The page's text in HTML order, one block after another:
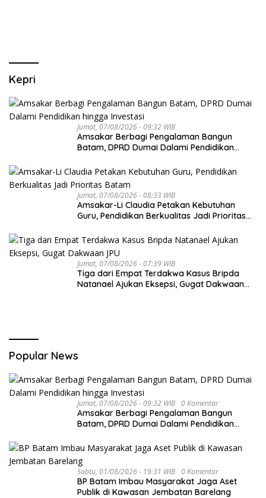
Kepri
Jumat, 07/08/2026 - 09:32 WIB
Amsakar Berbagi Pengalaman Bangun
Batam, DPRD Dumai Dalami Pendidikan
Jumat, 07/08/2026 - 08:33 WIB
Amsakar-Li Claudia Petakan Kebutuhan
Guru, Pendidikan Berkualitas Jadi Prioritas
Jumat, 07/08/2026 - 07:39 WIB
Tiga dari Empat Terdakwa Kasus Bripda
Natanael Ajukan Eksepsi, Gugat Dakwaan
Popular News
Jumat, 07/08/2026 - 09:32 WIB 0 Komentar
Amsakar Berbagi Pengalaman Bangun
Batam, DPRD Dumai Dalami Pendidikan
Sabtu, 01/08/2026 - 19:31 WIB 0 Komentar
BP Batam Imbau Masyarakat Jaga Aset
Publik di Kawasan Jembatan Barelang